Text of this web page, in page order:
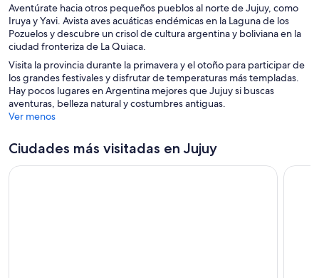
Aventúrate hacia otros pequeños pueblos al norte de Jujuy, como
Iruya y Yavi. Avista aves acuáticas endémicas en la Laguna de los
Pozuelos y descubre un crisol de cultura argentina y boliviana en la
ciudad fronteriza de La Quiaca.
Visita la provincia durante la primavera y el otoño para participar de
los grandes festivales y disfrutar de temperaturas más templadas.
Hay pocos lugares en Argentina mejores que Jujuy si buscas
aventuras, belleza natural y costumbres antiguas.
Ver menos
Ciudades más visitadas en Jujuy